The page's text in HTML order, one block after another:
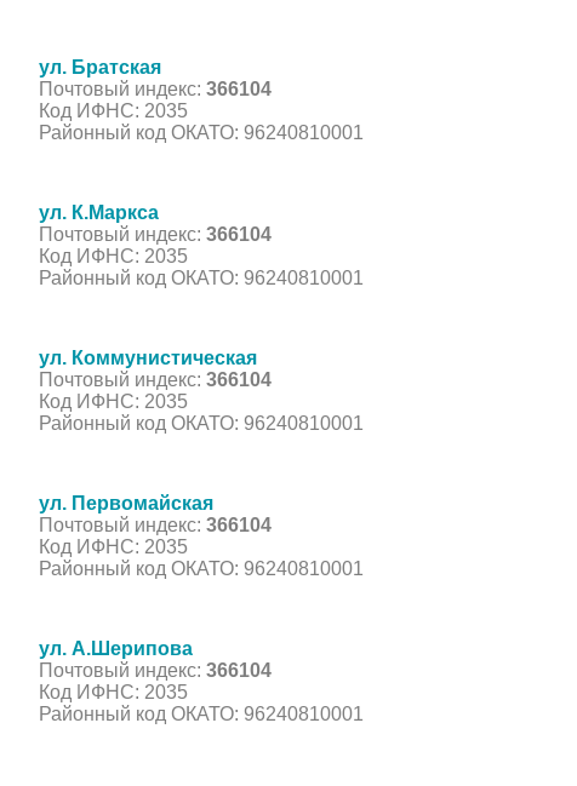
ул. Братская
Почтовый индекс: 366104
Код ИФНС: 2035
Районный код ОКАТО: 96240810001
ул. К.Маркса
Почтовый индекс: 366104
Код ИФНС: 2035
Районный код ОКАТО: 96240810001
ул. Коммунистическая
Почтовый индекс: 366104
Код ИФНС: 2035
Районный код ОКАТО: 96240810001
ул. Первомайская
Почтовый индекс: 366104
Код ИФНС: 2035
Районный код ОКАТО: 96240810001
ул. А.Шерипова
Почтовый индекс: 366104
Код ИФНС: 2035
Районный код ОКАТО: 96240810001